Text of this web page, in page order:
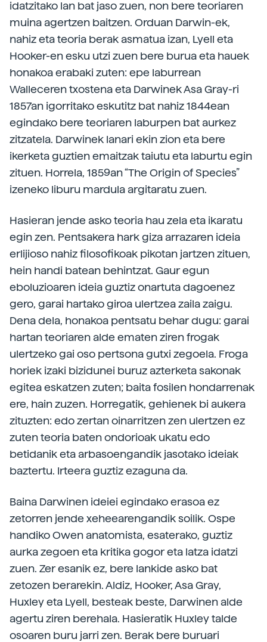
idatzitako lan bat jaso zuen, non bere teoriaren
muina agertzen baitzen. Orduan Darwin-ek,
nahiz eta teoria berak asmatua izan, Lyell eta
Hooker-en esku utzi zuen bere burua eta hauek
honakoa erabaki zuten: epe laburrean
Walleceren txostena eta Darwinek Asa Gray-ri
1857an igorritako eskutitz bat nahiz 1844ean
egindako bere teoriaren laburpen bat aurkez
zitzatela. Darwinek lanari ekin zion eta bere
ikerketa guztien emaitzak taiutu eta laburtu egin
zituen. Horrela, 1859an “The Origin of Species”
izeneko liburu mardula argitaratu zuen.
Hasieran jende asko teoria hau zela eta ikaratu
egin zen. Pentsakera hark giza arrazaren ideia
erlijioso nahiz filosofikoak pikotan jartzen zituen,
hein handi batean behintzat. Gaur egun
eboluzioaren ideia guztiz onartuta dagoenez
gero, garai hartako giroa ulertzea zaila zaigu.
Dena dela, honakoa pentsatu behar dugu: garai
hartan teoriaren alde ematen ziren frogak
ulertzeko gai oso pertsona gutxi zegoela. Froga
horiek izaki bizidunei buruz azterketa sakonak
egitea eskatzen zuten; baita fosilen hondarrenak
ere, hain zuzen. Horregatik, gehienek bi aukera
zituzten: edo zertan oinarritzen zen ulertzen ez
zuten teoria baten ondorioak ukatu edo
betidanik eta arbasoengandik jasotako ideiak
baztertu. Irteera guztiz ezaguna da.
Baina Darwinen ideiei egindako erasoa ez
zetorren jende xeheearengandik soilik. Ospe
handiko Owen anatomista, esaterako, guztiz
aurka zegoen eta kritika gogor eta latza idatzi
zuen. Zer esanik ez, bere lankide asko bat
zetozen berarekin. Aldiz, Hooker, Asa Gray,
Huxley eta Lyell, besteak beste, Darwinen alde
agertu ziren berehala. Hasieratik Huxley talde
osoaren buru jarri zen. Berak bere buruari